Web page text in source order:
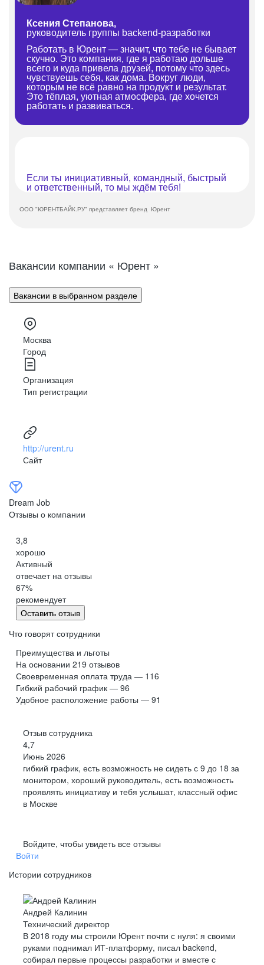
Ксения Степанова,
руководитель группы backend-разработки
Работать в Юрент — значит, что тебе не бывает
скучно. Это компания, где я работаю дольше
всего и куда привела друзей, потому что здесь
чувствуешь себя, как дома. Вокруг люди,
которым не всё равно на продукт и результат.
Это тёплая, уютная атмосфера, где хочется
работать и развиваться.
Если ты инициативный, командный, быстрый
и ответственный, то мы ждём тебя!
ООО "ЮРЕНТБАЙК.РУ" представляет бренд Юрент
Вакансии компании « Юрент »
Вакансии в выбранном разделе
Москва
Город
Организация
Тип регистрации
http://urent.ru
Сайт
Dream Job
Отзывы о компании
3,8
хорошо
Активный
отвечает на отзывы
67%
рекомендует
Оставить отзыв
Что говорят сотрудники
Преимущества и льготы
На основании 219 отзывов
Своевременная оплата труда — 116
Гибкий рабочий график — 96
Удобное расположение работы — 91
Отзыв сотрудника
4,7
Июнь 2026
гибкий график, есть возможность не сидеть с 9 до 18 за
монитором, хороший руководитель, есть возможность
проявлять инициативу и тебя услышат, классный офис
в Москве
Войдите, чтобы увидеть все отзывы
Войти
Истории сотрудников
Андрей Калинин
Технический директор
В 2018 году мы строили Юрент почти с нуля: я своими
руками поднимал ИТ-платформу, писал backend,
собирал первые процессы разработки и вместе с